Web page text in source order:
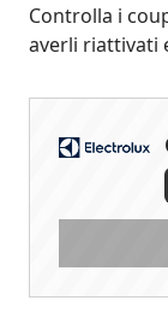
Controlla i
averli riattivati